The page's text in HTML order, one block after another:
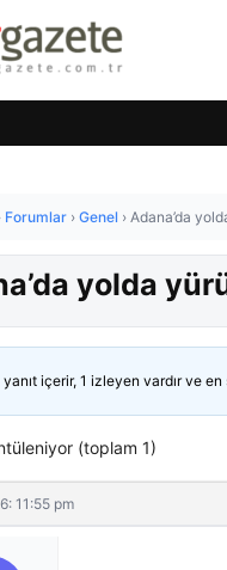
Forumlar › Genel › Adana’da
yolda
içerir, 1 izleyen vardır ve en
(toplam 1)
11:55 pm